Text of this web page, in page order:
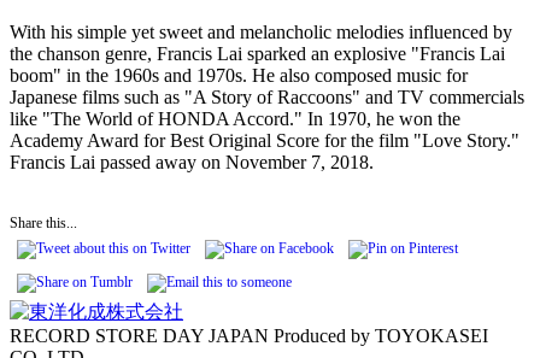
With his simple yet sweet and melancholic melodies influenced by
the chanson genre, Francis Lai sparked an explosive "Francis Lai
boom" in the 1960s and 1970s. He also composed music for
Japanese films such as "A Story of Raccoons" and TV commercials
like "The World of HONDA Accord." In 1970, he won the
Academy Award for Best Original Score for the film "Love Story."
Francis Lai passed away on November 7, 2018.
Share this...
RECORD STORE DAY JAPAN Produced by TOYOKASEI